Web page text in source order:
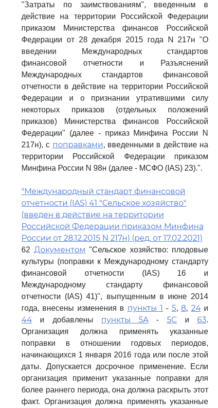
"Затраты по заимствованиям", введенным в
действие на территории Российской Федерации
приказом Министерства финансов Российской
Федерации от 28 декабря 2015 года N 217н "О
введении Международных стандартов
финансовой отчетности и Разъяснений
Международных стандартов финансовой
отчетности в действие на территории Российской
Федерации и о признании утратившими силу
некоторых приказов (отдельных положений
приказов) Министерства финансов Российской
Федерации" (далее - приказ Минфина России N
217н), с поправками, введенными в действие на
территории Российской Федерации приказом
Минфина России N 98н (далее - МСФО (IAS) 23).".
"Международный стандарт финансовой
отчетности (IAS) 41 "Сельское хозяйство"
(введен в действие на территории
Российской Федерации приказом Минфина
России от 28.12.2015 N 217н) (ред. от 17.02.2021)
62 Документом "Сельское хозяйство: плодовые
культуры (поправки к Международному стандарту
финансовой отчетности (IAS) 16 и
Международному стандарту финансовой
отчетности (IAS) 41)", выпущенным в июне 2014
года, внесены изменения в пункты 1 - 5,8, 24и
44 и добавлены пункты 5A - 5C и 63.
Организация должна применять указанные
поправки в отношении годовых периодов,
начинающихся 1 января 2016 года или после этой
даты. Допускается досрочное применение. Если
организация применит указанные поправки для
более раннего периода, она должна раскрыть этот
факт. Организация должна применять указанные